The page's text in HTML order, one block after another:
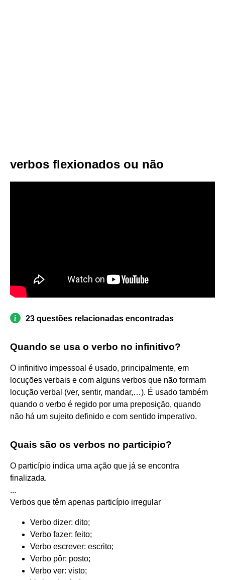
verbos flexionados ou não
23 questões relacionadas encontradas
Quando se usa o verbo no infinitivo?
O infinitivo impessoal é usado, principalmente, em
locuções verbais e com alguns verbos que não formam
locução verbal (ver, sentir, mandar,…). É usado também
quando o verbo é regido por uma preposição, quando
não há um sujeito definido e com sentido imperativo.
Quais são os verbos no participio?
O particípio indica uma ação que já se encontra
finalizada.
...
Verbos que têm apenas particípio irregular
Verbo dizer: dito;
Verbo fazer: feito;
Verbo escrever: escrito;
Verbo pôr: posto;
Verbo ver: visto;